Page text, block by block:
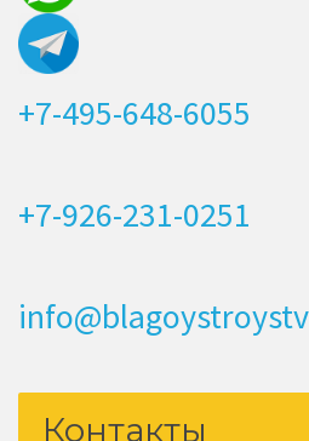
+7-495-648-6055
+7-926-231-0251
Контакты